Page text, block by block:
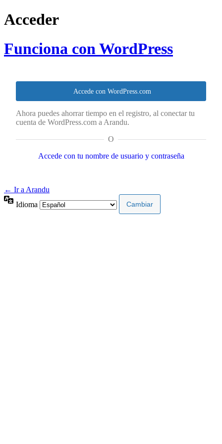
Acceder
Funciona con WordPress
Accede con WordPress.com
Ahora puedes ahorrar tiempo en el registro, al conectar tu
cuenta de WordPress.com a Arandu.
O
Accede con tu nombre de usuario y contraseña
← Ir a Arandu
Idioma